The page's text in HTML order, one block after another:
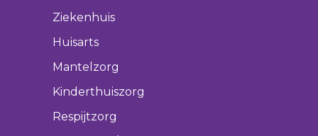
Ziekenhuis
Huisarts
Mantelzorg
Kinderthuiszorg
Respijtzorg